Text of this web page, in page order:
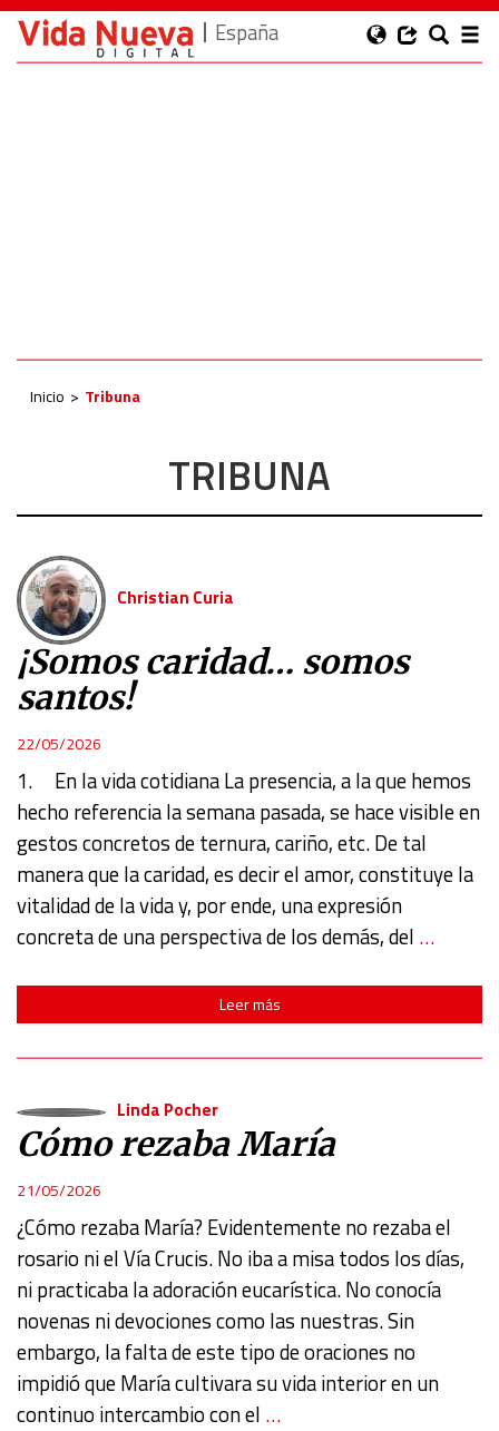
España
Inicio Tribuna
TRIBUNA
Christian Curia
¡Somos caridad… somos
santos!
22/05/2026
1. En la vida cotidiana La presencia, a la que hemos
hecho referencia la semana pasada, se hace visible en
gestos concretos de ternura, cariño, etc. De tal
manera que la caridad, es decir el amor, constituye la
vitalidad de la vida y, por ende, una expresión
concreta de una perspectiva de los demás, del …
Leer más
Linda Pocher
Cómo rezaba María
21/05/2026
¿Cómo rezaba María? Evidentemente no rezaba el
rosario ni el Vía Crucis. No iba a misa todos los días,
ni practicaba la adoración eucarística. No conocía
novenas ni devociones como las nuestras. Sin
embargo, la falta de este tipo de oraciones no
impidió que María cultivara su vida interior en un
continuo intercambio con el …